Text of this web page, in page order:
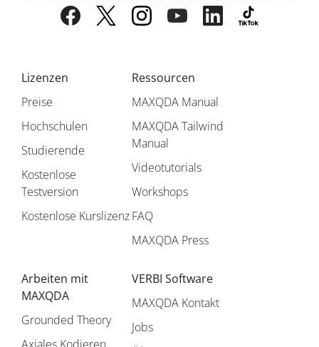
Lizenzen
Preise
Hochschulen
Studierende
Kostenlose
Testversion
Kostenlose Kurslizenz
Ressourcen
MAXQDA Manual
MAXQDA Tailwind
Manual
Videotutorials
Workshops
FAQ
MAXQDA Press
Arbeiten mit
MAXQDA
Grounded Theory
VERBI Software
MAXQDA Kontakt
Jobs